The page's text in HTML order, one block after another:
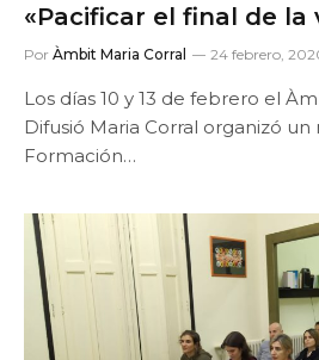
«Pacificar el final de la
Por Àmbit Maria Corral 24 febrero,
Los días 10 y 13 de febrero el
Difusió Maria Corral organizó
Formación…